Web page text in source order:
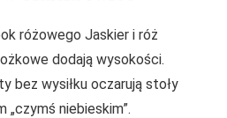
różowego Jaskier i róż
dodają wysokości.
bez wysiłku oczarują stoły
„czymś niebieskim”.